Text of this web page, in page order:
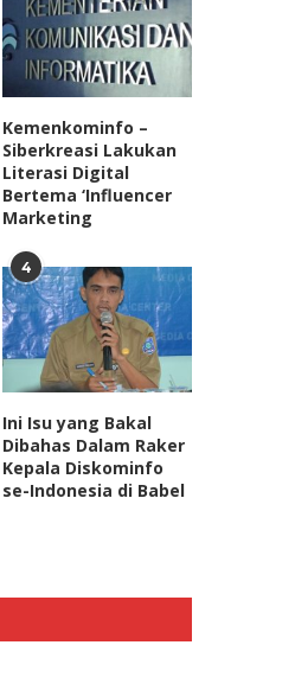
Kemenkominfo –
Siberkreasi Lakukan
Literasi Digital
Bertema ‘Influencer
Marketing
4
Ini Isu yang Bakal
Dibahas Dalam Raker
Kepala Diskominfo
se-Indonesia di Babel